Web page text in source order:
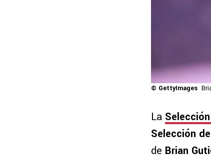
© GettyImages
La
Selección
de Brian